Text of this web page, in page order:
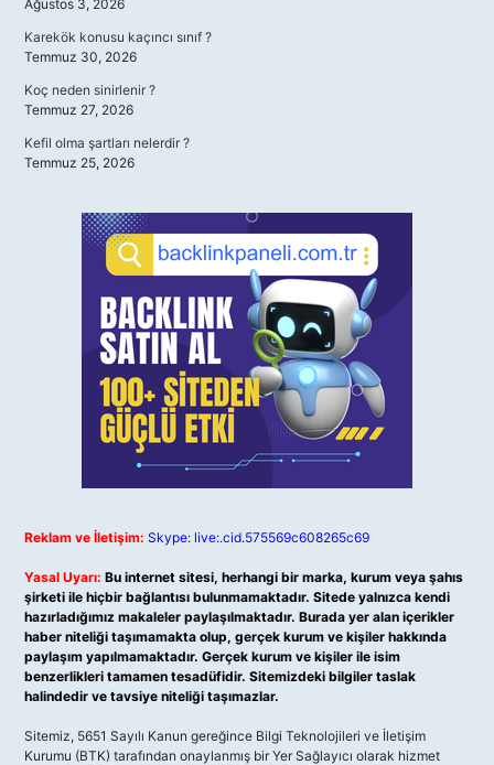
Ağustos 3, 2026
Karekök konusu kaçıncı sınıf ?
Temmuz 30, 2026
Koç neden sinirlenir ?
Temmuz 27, 2026
Kefil olma şartları nelerdir ?
Temmuz 25, 2026
Reklam ve İletişim: Skype: live:.cid.575569c608265c69
Yasal Uyarı: Bu internet sitesi, herhangi bir marka, kurum veya şahıs
şirketi ile hiçbir bağlantısı bulunmamaktadır. Sitede yalnızca kendi
hazırladığımız makaleler paylaşılmaktadır. Burada yer alan içerikler
haber niteliği taşımamakta olup, gerçek kurum ve kişiler hakkında
paylaşım yapılmamaktadır. Gerçek kurum ve kişiler ile isim
benzerlikleri tamamen tesadüfidir. Sitemizdeki bilgiler taslak
halindedir ve tavsiye niteliği taşımazlar.
Sitemiz, 5651 Sayılı Kanun gereğince Bilgi Teknolojileri ve İletişim
Kurumu (BTK) tarafından onaylanmış bir Yer Sağlayıcı olarak hizmet